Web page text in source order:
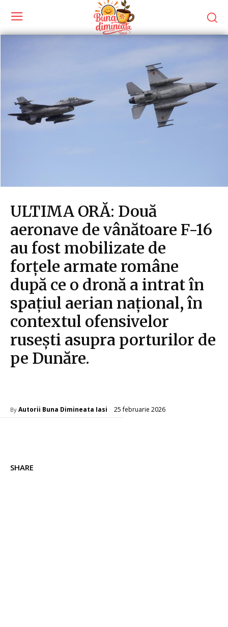
ULTIMA ORĂ: Două
aeronave de vânătoare F-16
au fost mobilizate de
forțele armate române
după ce o dronă a intrat în
spațiul aerian național, în
contextul ofensivelor
rusești asupra porturilor de
pe Dunăre.
By Autorii Buna Dimineata Iasi 25 februarie 2026
SHARE